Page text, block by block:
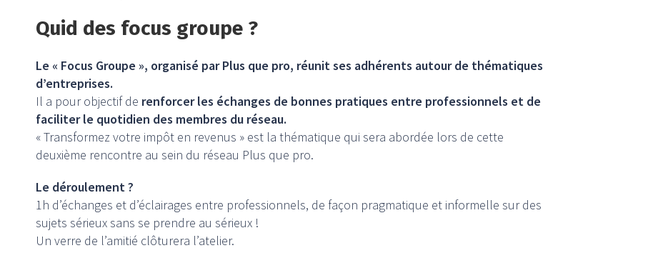
Quid des focus groupe ?
Le « Focus Groupe », organisé par Plus que pro, réunit ses adhérents autour de thématiques
d’entreprises.
Il a pour objectif de renforcer les échanges de bonnes pratiques entre professionnels et de
faciliter le quotidien des membres du réseau.
« Transformez votre impôt en revenus » est la thématique qui sera abordée lors de cette
deuxième rencontre au sein du réseau Plus que pro.
Le déroulement ?
1h d’échanges et d’éclairages entre professionnels, de façon pragmatique et informelle sur des
sujets sérieux sans se prendre au sérieux !
Un verre de l’amitié clôturera l’atelier.